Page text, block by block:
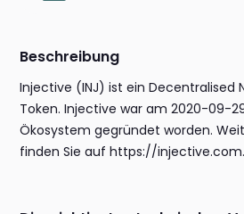
Beschreibung
Injective (INJ) ist ein Decentralised
Token. Injective war am 2020-09-29
Ökosystem gegründet worden.
finden Sie auf https://injective.com.